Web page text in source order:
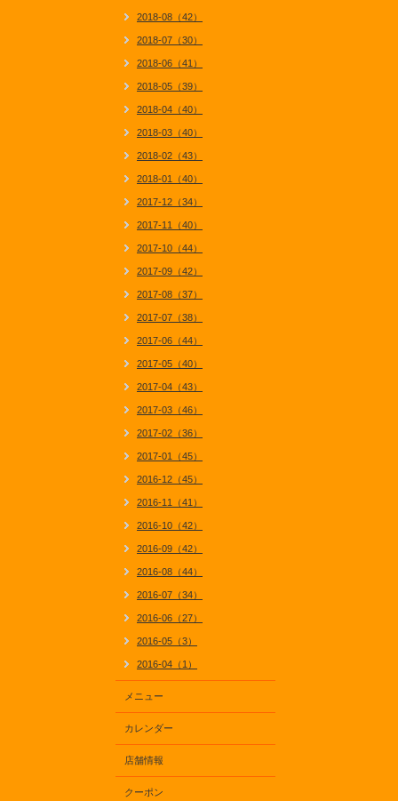
2018-08（42）
2018-07（30）
2018-06（41）
2018-05（39）
2018-04（40）
2018-03（40）
2018-02（43）
2018-01（40）
2017-12（34）
2017-11（40）
2017-10（44）
2017-09（42）
2017-08（37）
2017-07（38）
2017-06（44）
2017-05（40）
2017-04（43）
2017-03（46）
2017-02（36）
2017-01（45）
2016-12（45）
2016-11（41）
2016-10（42）
2016-09（42）
2016-08（44）
2016-07（34）
2016-06（27）
2016-05（3）
2016-04（1）
メニュー
カレンダー
店舗情報
クーポン